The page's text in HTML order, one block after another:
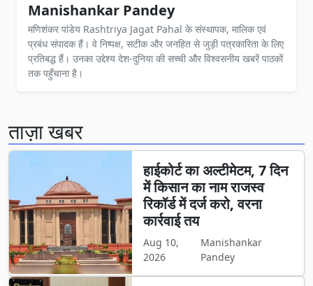
Manishankar Pandey
मणिशंकर पांडेय Rashtriya Jagat Pahal के संस्थापक, मालिक एवं
प्रबंध संपादक हैं। वे निष्पक्ष, सटीक और जनहित से जुड़ी पत्रकारिता के लिए
प्रतिबद्ध हैं। उनका उद्देश्य देश-दुनिया की सच्ची और विश्वसनीय खबरें पाठकों
तक पहुँचाना है।
ताज़ा खबर
हाईकोर्ट का अल्टीमेटम, 7 दिन
में किसान का नाम राजस्व
रिकॉर्ड में दर्ज करो, वरना
कार्रवाई तय
Aug 10,
2026
Manishankar
Pandey